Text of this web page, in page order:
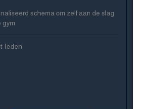
schema om zelf aan de slag
gym
leden